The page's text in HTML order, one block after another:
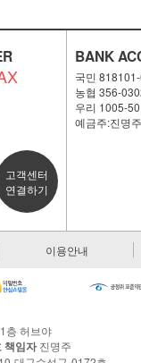
고객센터
연결하기
BANK
국민
농협 356-
우리 1005-
예금주:진명
이용안내
층 허브야
책임자진명주